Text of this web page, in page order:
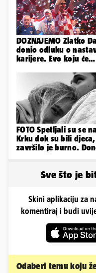
DOZNAJEMO Zlatko
donio odluku o
karijere. Evo koju će
FOTO Spetljali su se na
Krku dok su bili djeca,
završilo je burno.
Sve što je
Skini aplikaciju za
komentiraj i budi
Odaberi temu koju